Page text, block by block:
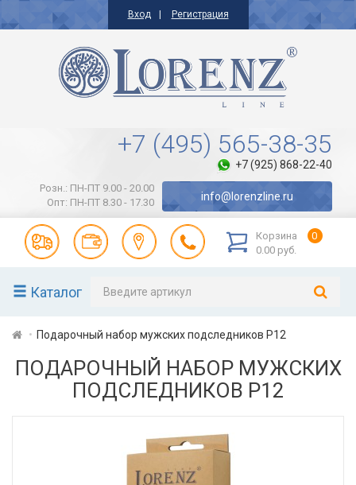
Вход Регистрация
+7 (495) 565-38-35
+7 (925) 868-22-40
Розн.: ПН-ПТ 9.00 - 20.00
Опт: ПН-ПТ 8.30 - 17.30
info@lorenzline.ru
Корзина
0
0.00 руб.
Каталог
Подарочный набор мужских подследников Р12
ПОДАРОЧНЫЙ НАБОР МУЖСКИХ
ПОДСЛЕДНИКОВ Р12